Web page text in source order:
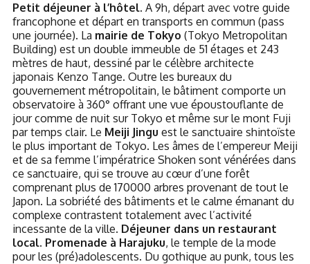
Petit déjeuner à l’hôtel. A 9h, départ avec votre guide
francophone et départ en transports en commun (pass
une journée). La mairie de Tokyo (Tokyo Metropolitan
Building) est un double immeuble de 51 étages et 243
mètres de haut, dessiné par le célèbre architecte
japonais Kenzo Tange. Outre les bureaux du
gouvernement métropolitain, le bâtiment comporte un
observatoire à 360° offrant une vue époustouflante de
jour comme de nuit sur Tokyo et même sur le mont Fuji
par temps clair. Le Meiji Jingu est le sanctuaire shintoïste
le plus important de Tokyo. Les âmes de l’empereur Meiji
et de sa femme l’impératrice Shoken sont vénérées dans
ce sanctuaire, qui se trouve au cœur d’une forêt
comprenant plus de 170000 arbres provenant de tout le
Japon. La sobriété des bâtiments et le calme émanant du
complexe contrastent totalement avec l’activité
incessante de la ville. Déjeuner dans un restaurant
local. Promenade à Harajuku, le temple de la mode
pour les (pré)adolescents. Du gothique au punk, tous les